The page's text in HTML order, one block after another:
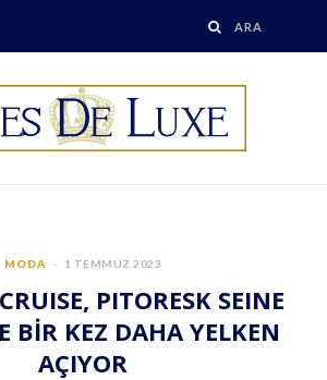
MODA 1 TEMMUZ 2023
PITORESK SEINE
BİR KEZ DAHA YELKEN
AÇIYOR